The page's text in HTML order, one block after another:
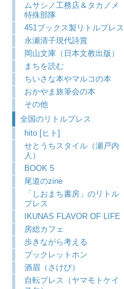
ムサシノ工務店＆タカノメ
特殊部隊
451ブックス製リトルプレス
永瀬清子現代詩賞
岡山文庫（日本文教出版）
まちを読む
ちいさな本やマルコの本
おかやま旅筆会の本
その他
全国のリトルプレス
hito [ヒト]
せとうちスタイル（瀬戸内
人）
BOOK 5
尾道のzine
「しおまち書房」のリトル
プレス
IKUNAS FLAVOR OF LIFE
房総カフェ
歩きながら考える
ブックレットホン
酒眉（さけび）
自転プレス（ヤマモトケイ